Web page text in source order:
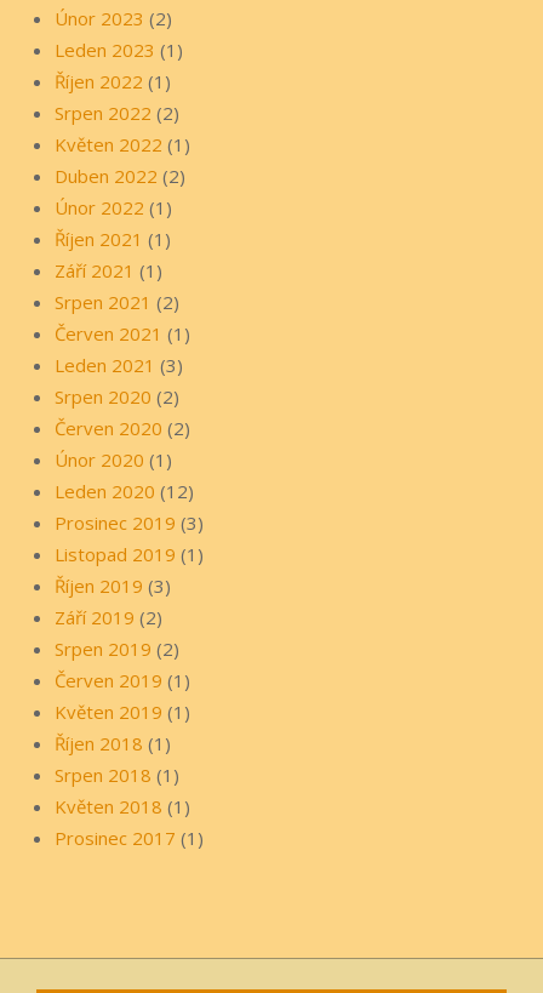
Únor 2023 (2)
Leden 2023 (1)
Říjen 2022 (1)
Srpen 2022 (2)
Květen 2022 (1)
Duben 2022 (2)
Únor 2022 (1)
Říjen 2021 (1)
Září 2021 (1)
Srpen 2021 (2)
Červen 2021 (1)
Leden 2021 (3)
Srpen 2020 (2)
Červen 2020 (2)
Únor 2020 (1)
Leden 2020 (12)
Prosinec 2019 (3)
Listopad 2019 (1)
Říjen 2019 (3)
Září 2019 (2)
Srpen 2019 (2)
Červen 2019 (1)
Květen 2019 (1)
Říjen 2018 (1)
Srpen 2018 (1)
Květen 2018 (1)
Prosinec 2017 (1)